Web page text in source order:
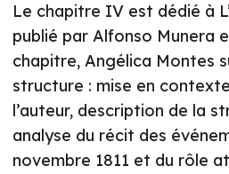
Le chapitre IV est dédié à
publié par Alfonso Munera
chapitre, Angélica Montes
structure : mise en
l’auteur, description de la
analyse du récit des
novembre 1811 et du rôle